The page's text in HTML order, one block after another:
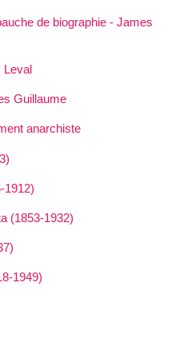
de biographie - James
Leval
Guillaume
anarchiste
1912)
(1853-1932)
1949)